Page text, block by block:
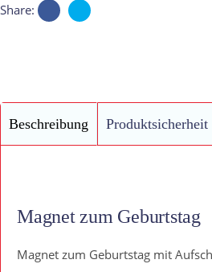
Share:
Beschreibung Produktsicherheit
Magnet zum Geburtstag
Magnet zum Geburtstag mit